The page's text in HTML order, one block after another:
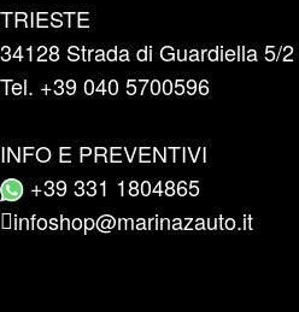
TRIESTE
34128 Strada di Guardiella 5/
Tel. +39 040 5700596
INFO E PREVENTIVI
+39 331 1804865
infoshop@marinazauto.it